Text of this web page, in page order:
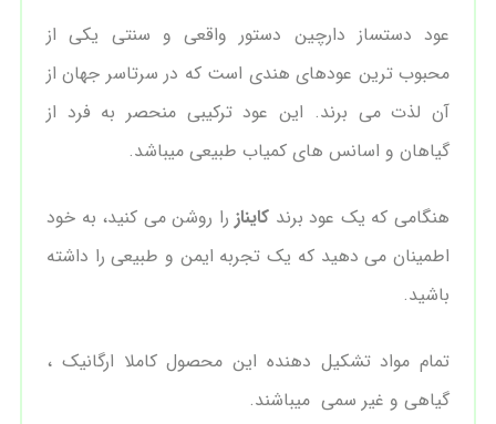
عود دستساز دارچین دستور واقعی و سنتی یکی از
محبوب ترین عودهای هندی است که در سرتاسر جهان از
آن لذت می برند. این عود ترکیبی منحصر به فرد از
گیاهان و اسانس های کمیاب طبیعی میباشد.
هنگامی که یک عود برند کایناز را روشن می کنید، به خود
اطمینان می دهید که یک تجربه ایمن و طبیعی را داشته
باشید.
تمام مواد تشکیل دهنده این محصول کاملا ارگانیک ،
گیاهی و غیر سمی میباشند.